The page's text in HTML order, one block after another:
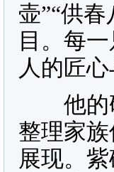
壶”“供
目。每
人的匠心
他的研
整理家
展现。